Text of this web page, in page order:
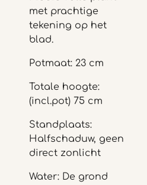
met prachtige
tekening op het
blad.
Potmaat: 23 cm
Totale hoogte:
(incl.pot) 75 cm
Standplaats:
Halfschaduw, geen
direct zonlicht
Water: De grond